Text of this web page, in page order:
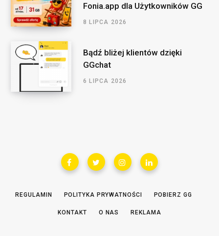
Fonia.app dla Użytkowników GG
8 LIPCA 2026
Bądź bliżej klientów dzięki
GGchat
6 LIPCA 2026
REGULAMIN POLITYKA PRYWATNOŚCI POBIERZ GG
KONTAKT O NAS REKLAMA